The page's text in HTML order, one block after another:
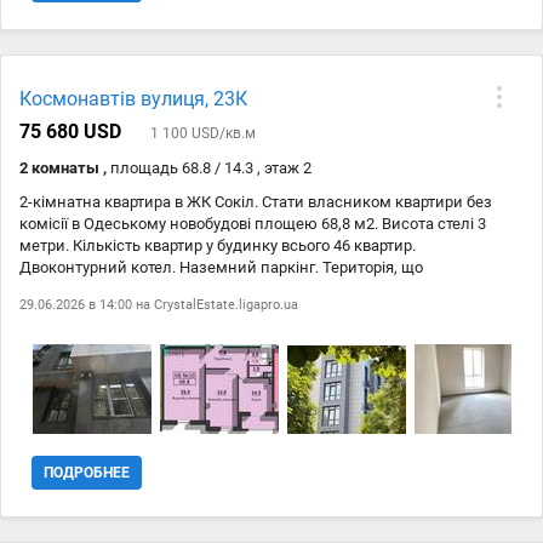
Космонавтів вулиця, 23К
75 680 USD
1 100 USD/кв.м
2 комнаты , площадь 68.8 / 14.3 , этаж 2
2-кімнатна квартира в ЖК Сокіл. Стати власником квартири без
комісії в Одеському новобудові площею 68,8 м2. Висота стелі 3
метри. Кількість квартир у будинку всього 46 квартир.
Двоконтурний котел. Наземний паркінг. Територія, що
будинку. ID 212-969-343
29.06.2026 в 14:00 на CrystalEstate.ligapro.ua
ПОДРОБНЕЕ